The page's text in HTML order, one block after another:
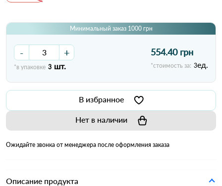
Минимальный заказ 1000 грн
- +
*в упаковке 3 шт.
554.40 грн
*стоимость за: 3ед.
В избранное
Нет в наличии
Ожидайте звонка от менеджера после оформления заказа
Описание продукта